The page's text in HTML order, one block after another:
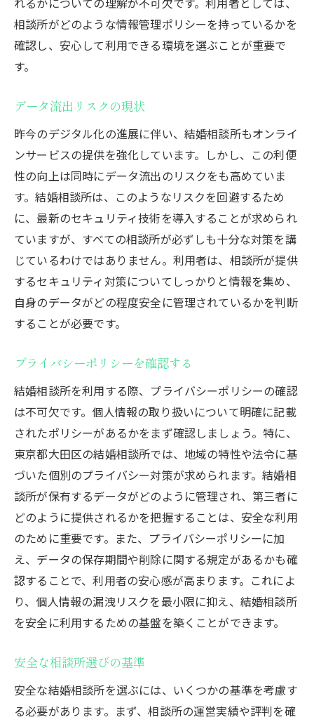
相談所がどのような情報管理ポリシーを持っているかを
確認し、安心して利用できる環境を選ぶことが重要で
す。
データ流出リスクの現状
昨今のデジタル化の進展に伴い、結婚相談所もオンライ
ンサービスの提供を強化しています。しかし、この利便
性の向上は同時にデータ流出のリスクをも高めていま
す。結婚相談所は、このようなリスクを回避するため
に、最新のセキュリティ技術を導入することが求められ
ていますが、すべての相談所が必ずしも十分な対策を講
じているわけではありません。利用者は、相談所が提供
するセキュリティ対策についてしっかりと情報を集め、
自身のデータがどの程度安全に管理されているかを判断
することが必要です。
プライバシーポリシーを確認する
結婚相談所を利用する際、プライバシーポリシーの確認
は不可欠です。個人情報の取り扱いについて明確に記載
されたポリシーがあるかをまず確認しましょう。特に、
東京都大田区の結婚相談所では、地域の特性や法令に基
づいた個別のプライバシー対策が求められます。結婚相
談所が保有するデータがどのように管理され、第三者に
どのように提供されるかを把握することは、安全な利用
のために重要です。また、プライバシーポリシーに加
え、データの保存期間や削除に関する規定があるかも確
認することで、利用者の安心感が高まります。これによ
り、個人情報の漏洩リスクを最小限に抑え、結婚相談所
を安全に利用するための基盤を築くことができます。
安全な相談所選びの基準
安全な結婚相談所を選ぶには、いくつかの基準を考慮す
る必要があります。まず、相談所の運営実績や評判を確